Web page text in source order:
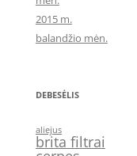
2015 m.
balandžio mėn.
DEBESĖLIS
aliejus
brita filtrai